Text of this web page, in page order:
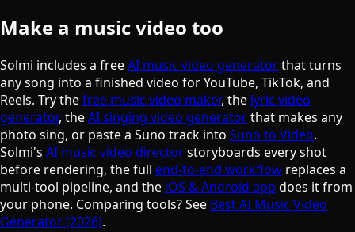
Make a music video too
Solmi includes a freeAI music video generatorthat turns
any song into a finished video for YouTube, TikTok, and
Reels. Try thefree music video maker, the lyric video
generator, theAI singing video generatorthat makes any
photo sing, or paste a Suno track into Suno to Video.
Solmi's AI music video directorstoryboards every shot
before rendering, the full end-to-end workflow replaces a
multi-tool pipeline, and the iOS & Android app does it from
your phone. Comparing tools? See Best AI Music Video
Generator (2026).